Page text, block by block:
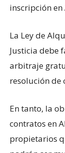
inscripción en
La Ley de
Justicia debe
arbitraje
resolución de
En tanto, la
contratos en
propietarios